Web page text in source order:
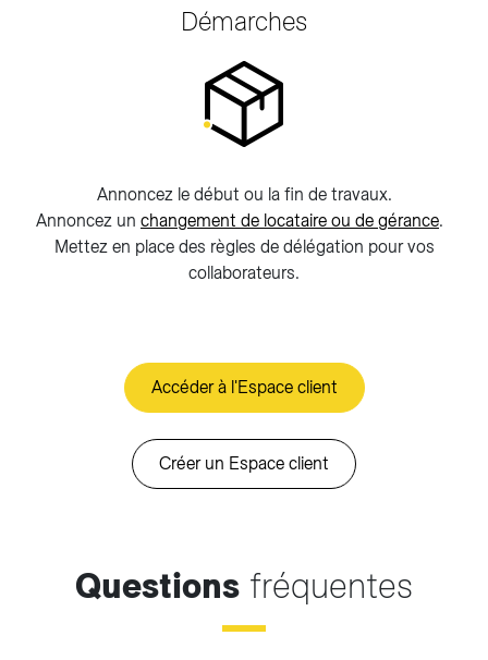
Démarches
Annoncez le début ou la fin de travaux.
Annoncez un changement de locataire ou de gérance.
Mettez en place des règles de délégation pour vos
collaborateurs.
Accéder à l'Espace client
Créer un Espace client
Questions fréquentes